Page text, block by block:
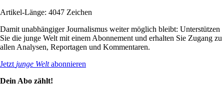
Artikel-Länge: 4047 Zeichen
Damit unabhängiger Journalismus weiter möglich bleibt: Unterstützen
Sie die junge Welt mit einem Abonnement und erhalten Sie Zugang zu
allen Analysen, Reportagen und Kommentaren.
Jetzt junge Weltabonnieren
Dein Abo zählt!